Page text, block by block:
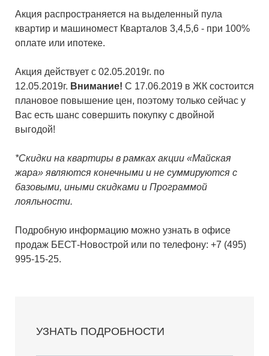
Акция распространяется на выделенный пула
квартир и машиномест Кварталов 3,4,5,6 - при 100%
оплате или ипотеке.
Акция действует с 02.05.2019г. по
12.05.2019г. Внимание! С 17.06.2019 в ЖК состоится
плановое повышение цен, поэтому только сейчас у
Вас есть шанс совершить покупку с двойной
выгодой!
*Скидки на квартиры в рамках акции «Майская
жара» являются конечными и не суммируются с
базовыми, иными скидками и Программой
лояльности.
Подробную информацию можно узнать в офисе
продаж БЕСТ-Новострой или по телефону: +7 (495)
995-15-25.
УЗНАТЬ ПОДРОБНОСТИ